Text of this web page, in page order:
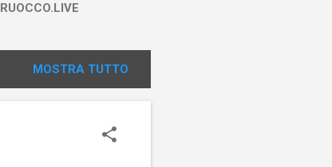
RUOCCO.LIVE
MOSTRA TUTTO